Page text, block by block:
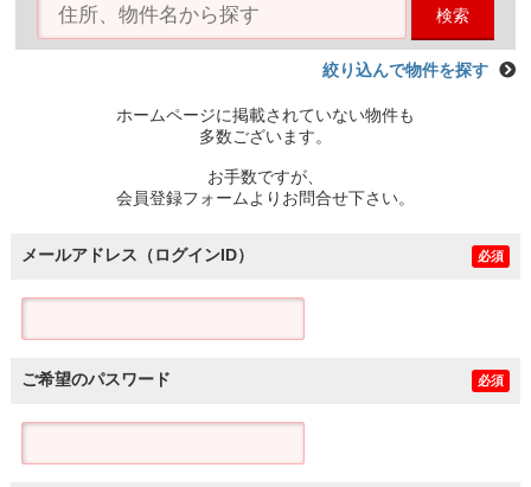
検索
絞り込んで物件を探す
ホームページに掲載されていない物件も
多数ございます。
お手数ですが、
会員登録フォームよりお問合せ下さい。
メールアドレス（ログインID） 必須
ご希望のパスワード 必須